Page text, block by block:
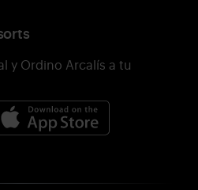
y Ordino Arcalís a tu